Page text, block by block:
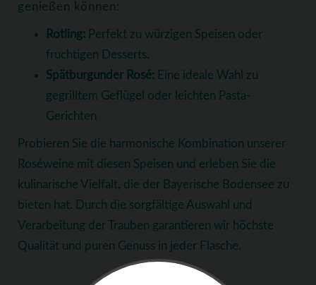
genießen können:
Rotling: Perfekt zu würzigen Speisen oder
fruchtigen Desserts.
Spätburgunder Rosé: Eine ideale Wahl zu
gegrilltem Geflügel oder leichten Pasta-
Gerichten
Probieren Sie die harmonische Kombination unserer
Roséweine mit diesen Speisen und erleben Sie die
kulinarische Vielfalt, die der Bayerische Bodensee zu
bieten hat. Durch die sorgfältige Auswahl und
Verarbeitung der Trauben garantieren wir höchste
Qualität und puren Genuss in jeder Flasche.